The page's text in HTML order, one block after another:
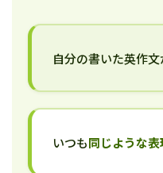
自分の書いた英作文
いつも同じような表